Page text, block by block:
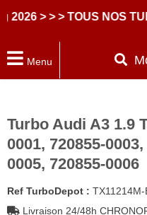
> > > TOUS NOS
Menu
Turbo Audi A3 1.9
0001, 720855-
0005, 720855-0006
Ref TurboDepot : TX11214M-
Livraison 24/48h